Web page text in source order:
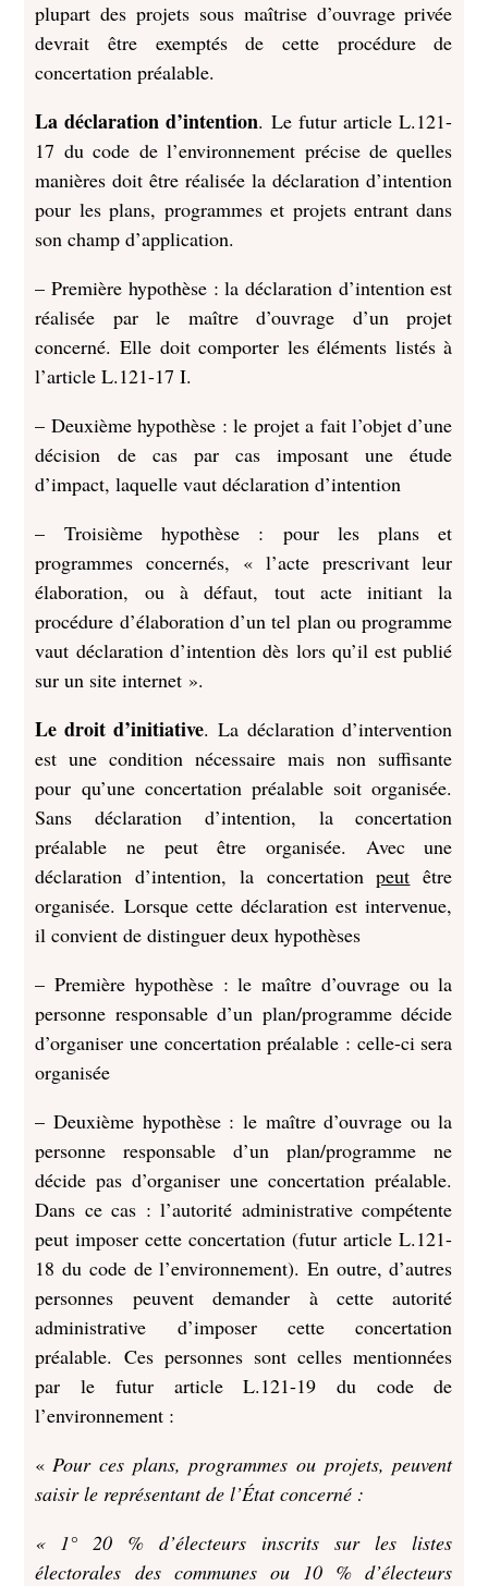
plupart des projets sous maîtrise d’ouvrage privée
devrait être exemptés de cette procédure de
concertation préalable.
La déclaration d’intention. Le futur article L.121-
17 du code de l’environnement précise de quelles
manières doit être réalisée la déclaration d’intention
pour les plans, programmes et projets entrant dans
son champ d’application.
– Première hypothèse : la déclaration d’intention est
réalisée par le maître d’ouvrage d’un projet
concerné. Elle doit comporter les éléments listés à
l’article L.121-17 I.
– Deuxième hypothèse : le projet a fait l’objet d’une
décision de cas par cas imposant une étude
d’impact, laquelle vaut déclaration d’intention
– Troisième hypothèse : pour les plans et
programmes concernés, « l’acte prescrivant leur
élaboration, ou à défaut, tout acte initiant la
procédure d’élaboration d’un tel plan ou programme
vaut déclaration d’intention dès lors qu’il est publié
sur un site internet ».
Le droit d’initiative. La déclaration d’intervention
est une condition nécessaire mais non suffisante
pour qu’une concertation préalable soit organisée.
Sans déclaration d’intention, la concertation
préalable ne peut être organisée. Avec une
déclaration d’intention, la concertationpeut être
organisée. Lorsque cette déclaration est intervenue,
il convient de distinguer deux hypothèses
– Première hypothèse : le maître d’ouvrage ou la
personne responsable d’un plan/programme décide
d’organiser une concertation préalable : celle-ci sera
organisée
– Deuxième hypothèse : le maître d’ouvrage ou la
personne responsable d’un plan/programme ne
décide pas d’organiser une concertation préalable.
Dans ce cas : l’autorité administrative compétente
peut imposer cette concertation (futur article L.121-
18 du code de l’environnement). En outre, d’autres
personnes peuvent demander à cette autorité
administrative d’imposer cette concertation
préalable. Ces personnes sont celles mentionnées
par le futur article L.121-19 du code de
l’environnement :
«Pour ces plans, programmes ou projets, peuvent
saisir le représentant de l’État concerné :
« 1° 20 % d’électeurs inscrits sur les listes
électorales des communes ou 10 % d’électeurs